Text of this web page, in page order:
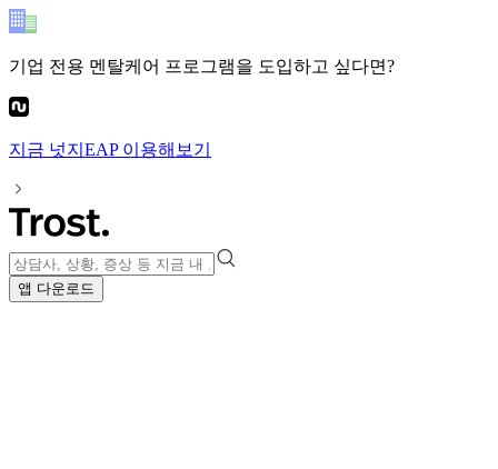
기업 전용 멘탈케어 프로그램을 도입하고 싶다면?
지금 넛지EAP이용해보기
앱 다운로드